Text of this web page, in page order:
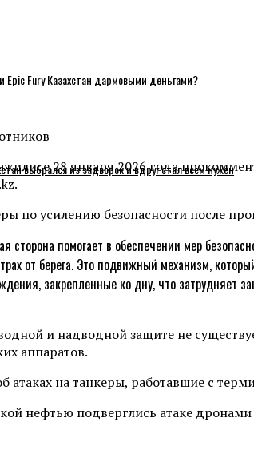
Epic Fury Казахстан дармовыми деньгами?
выбрался из задворок и вдруг стал всем нужен
28 января 2026 года
по усилению безопасности после
помогает в обеспечении мер
от берега. Это подвижный механизм,
закрепленные ко дну, что затрудняет
и надводной защите не
аппаратов.
на танкеры, работавшие с
нефтью подверглись атаке